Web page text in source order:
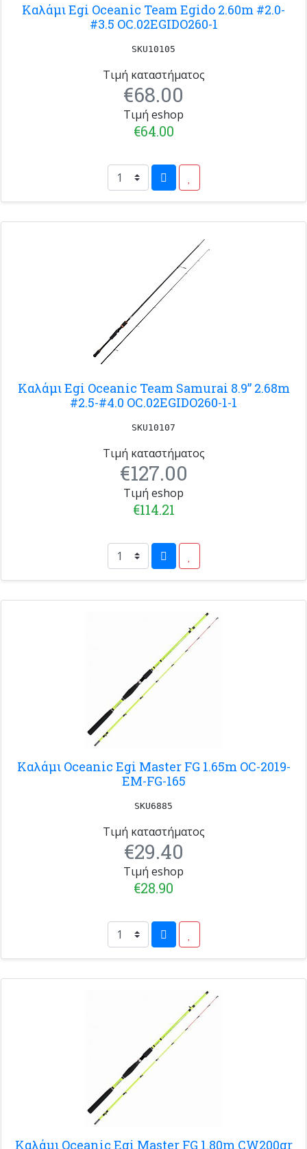
Καλάμι Egi Oceanic Team Egido 2.60m #2.0-
#3.5 OC.02EGIDO260-1
SKU10105
Τιμή καταστήματος
€68.00
Τιμή eshop
€64.00
Καλάμι Egi Oceanic Team Samurai 8.9” 2.68m
#2.5-#4.0 OC.02EGIDO260-1-1
SKU10107
Τιμή καταστήματος
€127.00
Τιμή eshop
€114.21
Καλάμι Oceanic Egi Master FG 1.65m OC-2019-
EM-FG-165
SKU6885
Τιμή καταστήματος
€29.40
Τιμή eshop
€28.90
Καλάμι Oceanic Egi Master FG 1.80m CW200gr